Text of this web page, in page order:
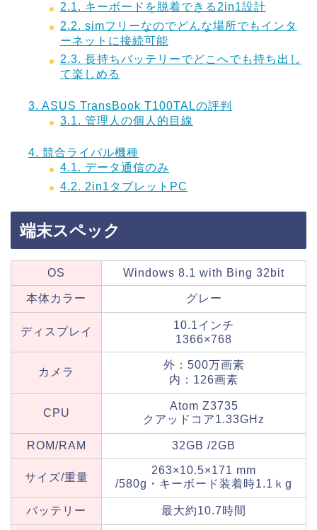
2.1. キーボードを脱着できる2in1設計
2.2. simフリーなのでどんな場所でもインタ
ーネットに接続可能
2.3. 長持ちバッテリーでどこへでも持ち出し
て楽しめる
3. ASUS TransBook T100TALの評判
3.1. 管理人の個人的目線
4. 競合ライバル機種
4.1. データ通信のみ
4.2. 2in1タブレットPC
端末スペック
OS Windows 8.1 with Bing 32bit
本体カラー グレー
ディスプレイ
10.1インチ
1366×768
カメラ
外：500万画素
内：126画素
CPU
Atom Z3735
クアッドコア1.33GHz
ROM/RAM 32GB /2GB
サイズ/重量
263×10.5×171 mm
/580g・キーボード装着時1.1ｋg
バッテリー 最大約10.7時間